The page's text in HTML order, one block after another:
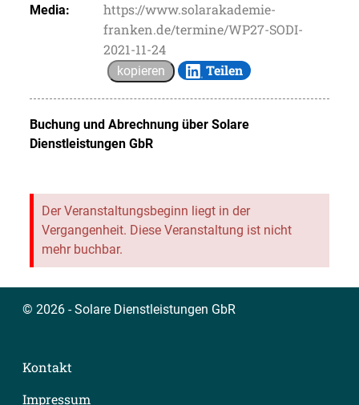
Media:
https://www.solarakademie-
franken.de/termine/WP27-SODI-
2021-11-24
kopieren Teilen
Buchung und Abrechnung über Solare
Dienstleistungen GbR
Der Veranstaltungsbeginn liegt in der
Vergangenheit. Diese Veranstaltung ist nicht
mehr buchbar.
© 2026 - Solare Dienstleistungen GbR
Kontakt
Impressum